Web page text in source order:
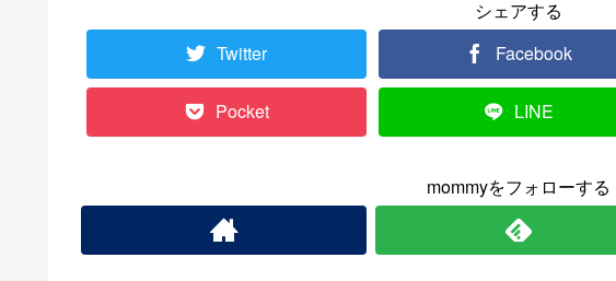
シェアする
Twitter
Facebook
Pocket LINE
mommyをフォローする